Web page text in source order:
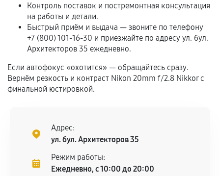
Если комплектующие куплены
самостоятельно
Гарантия на выполненные работы может
сохраняться полностью или частично, если
соблюдены следующие условия:
Предоставленные детали подходят по
техническим параметрам и не имеют внешних
центром.
При этом гарантия на сами комплектующие
остается на стороне производителя или
продавца. За качество сторонних деталей
Контроль поставок и постремонтная консультация
на работы и детали.
Быстрый приём и выдача — звоните по телефону
+7 (800) 101-16-30 и приезжайте по адресу ул. бул.
Архитекторов 35 ежедневно.
Если автофокус «охотится» — обращайтесь сразу.
Вернём резкость и контраст Nikon 20mm f/2.8 Nikkor с
финальной юстировкой.
Адрес:
ул. бул. Архитекторов 35
Режим работы:
Ежедневно, с 10:00 до 20:00